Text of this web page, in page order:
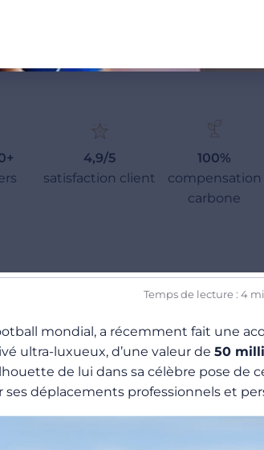
4,9/5
satisfaction client
100%
compensation
carbone
Temps de lecture : 4
mondial, a récemment fait une
ultra-luxueux, d’une valeur de 50
de lui dans sa célèbre pose
déplacements professionnels et